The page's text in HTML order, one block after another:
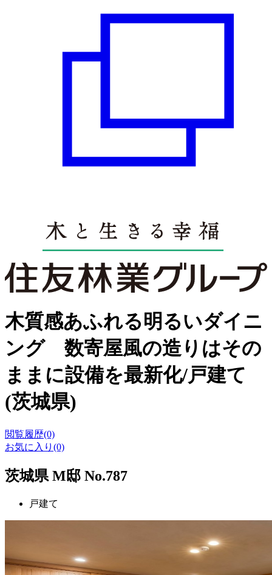
木質感あふれる明るいダイニ
ング 数寄屋風の造りはその
ままに設備を最新化/戸建て
(茨城県)
閲覧履歴(0)
お気に入り(0)
茨城県 M邸 No.787
戸建て